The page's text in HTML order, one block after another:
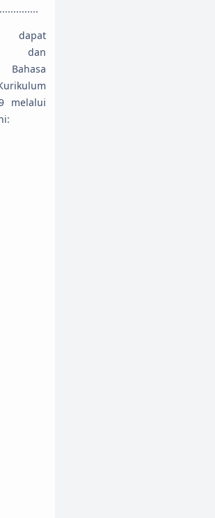
43
dapat
dan
Bahasa
melalui